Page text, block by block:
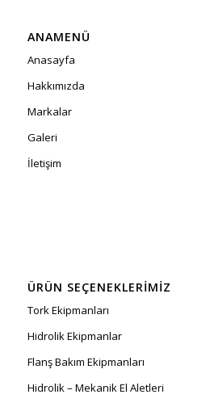
ANAMENÜ
Anasayfa
Hakkımızda
Markalar
Galeri
İletişim
ÜRÜN SEÇENEKLERIMIZ
Tork Ekipmanları
Hidrolik Ekipmanlar
Flanş Bakım Ekipmanları
Hidrolik – Mekanik El Aletleri